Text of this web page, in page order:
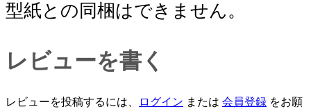
型紙との同梱はできません。
レビューを書く
レビューを投稿するには、 ログイン または 会員登録 をお願